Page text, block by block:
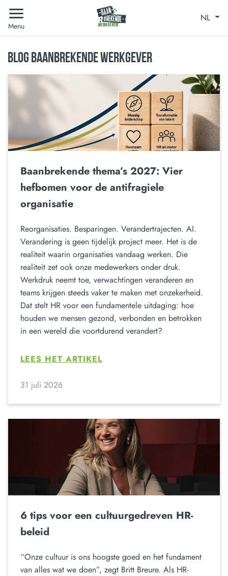
Menu
NL
BLOG BAANBREKENDE WERKGEVER
Baanbrekende thema’s 2027: Vier
hefbomen voor de antifragiele
organisatie
Reorganisaties. Besparingen. Verandertrajecten. AI.
Verandering is geen tijdelijk project meer. Het is de
realiteit waarin organisaties vandaag werken. Die
realiteit zet ook onze medewerkers onder druk.
Werkdruk neemt toe, verwachtingen veranderen en
teams krijgen steeds vaker te maken met onzekerheid.
Dat stelt HR voor een fundamentele uitdaging: hoe
houden we mensen gezond, verbonden en betrokken
in een wereld die voortdurend verandert?
LEES HET ARTIKEL
31 juli 2026
6 tips voor een cultuurgedreven HR-
beleid
“Onze cultuur is ons hoogste goed en het fundament
van alles wat we doen”, zegt Britt Breure. Als HR-